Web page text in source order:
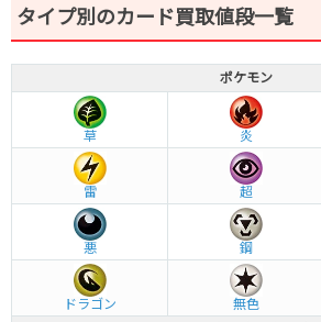
タイプ別のカード買取値段一覧
ポケモン
草 炎
雷 超
悪 鋼
ドラゴン 無色